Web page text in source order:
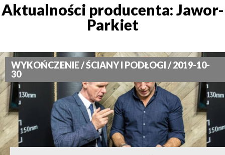
Aktualności producenta: Jawor-
Parkiet
WYKOŃCZENIE / ŚCIANY I PODŁOGI / 2019-10-
30